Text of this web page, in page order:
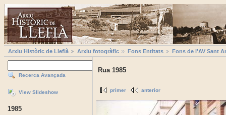
Arxiu Històric de Llefià Arxiu fotogràfic Fons Entitats Fons de l'AV Sant
Recerca Avançada
View Slideshow
1985
Rua 1985
primer anterior